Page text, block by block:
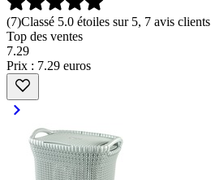
(7)Classé 5.0 étoiles sur 5, 7 avis clients
Top des ventes
7.29
Prix : 7.29 euros